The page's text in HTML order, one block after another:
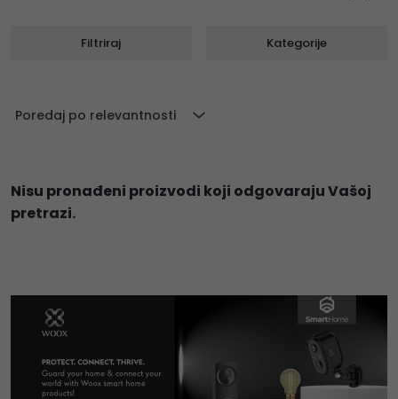
Filtriraj Kategorije
Poredaj po relevantnosti
Nisu pronađeni proizvodi koji odgovaraju Vašoj
pretrazi.